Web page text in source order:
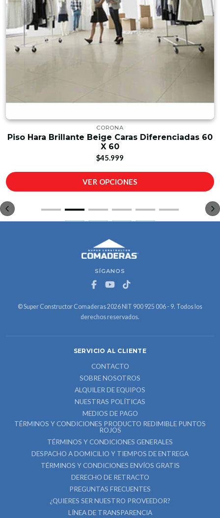
CORONA
Piso Hara Brillante Beige Caras Diferenciadas 60
X 60
$45.999
VER OPCIONES
SÍGANOS
© Super Constructor Comaderas 2026 NIT 900 925 006 - 9. Todos los
derechos reservados.
SERVICIO AL CLIENTE
CONTACTO
SOBRE NOSOTROS
ALQUILER DE EQUIPOS
NUESTRAS POLÍTICAS
MEDIOS DE PAGO
TÉRMINOS Y CONDICIONES PRODUCTO REDIMIBLE PUNTOS
ROJOS
TÉRMINOS Y CONDICIONES GENERALES
DESPACHO A DOMICILIO Y TIEMPOS DE ENTREGA
TÉRMINOS Y CONDICIONES ENVÍOS GRATIS
DERECHO DE RETRACTO
PREGUNTAS FRECUENTES
¿QUIERES SER NUESTRO PROVEEDOR?
LÍNEA DE TRANSPARENCIA